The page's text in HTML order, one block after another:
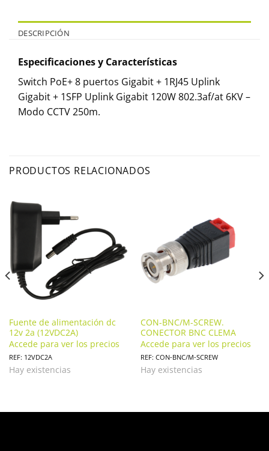
DESCRIPCIÓN
Especificaciones y Características
Switch PoE+ 8 puertos Gigabit + 1RJ45 Uplink
Gigabit + 1SFP Uplink Gigabit 120W 802.3af/at 6KV –
Modo CCTV 250m.
PRODUCTOS RELACIONADOS
Fuente de alimentación dc
12v 2a (12VDC2A)
Accede para ver los precios
REF: 12VDC2A
Hay existencias
CON-BNC/M-SCREW.
CONECTOR BNC CLEMA
Accede para ver los precios
REF: CON-BNC/M-SCREW
Hay existencias